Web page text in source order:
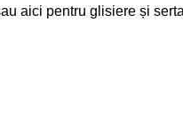
aici pentru glisiere și